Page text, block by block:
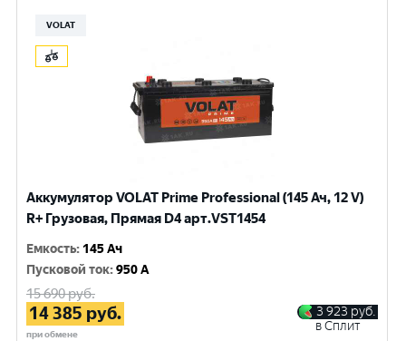
VOLAT
Аккумулятор VOLAT Prime Professional (145 Ач, 12 V)
R+ Грузовая, Прямая D4 арт.VST1454
Емкость: 145 Ач
Пусковой ток:950 A
15 690руб.
14 385 руб.
при обмене
3 923 руб.
в Сплит